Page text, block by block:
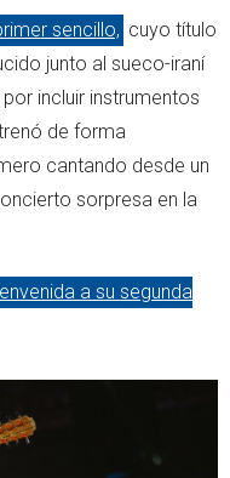
sencillo, cuyo título
junto al sueco-iraní
incluir instrumentos
de forma
cantando desde un
sorpresa en la
a su segunda